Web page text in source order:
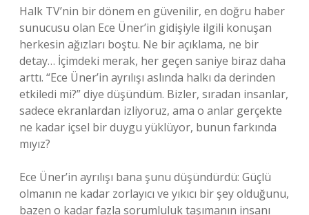
Halk TV’nin bir dönem en güvenilir, en doğru haber
sunucusu olan Ece Üner’in gidişiyle ilgili konuşan
herkesin ağızları boştu. Ne bir açıklama, ne bir
detay… İçimdeki merak, her geçen saniye biraz daha
arttı. “Ece Üner’in ayrılışı aslında halkı da derinden
etkiledi mi?” diye düşündüm. Bizler, sıradan insanlar,
sadece ekranlardan izliyoruz, ama o anlar gerçekte
ne kadar içsel bir duygu yüklüyor, bunun farkında
mıyız?
Ece Üner’in ayrılışı bana şunu düşündürdü: Güçlü
olmanın ne kadar zorlayıcı ve yıkıcı bir şey olduğunu,
bazen o kadar fazla sorumluluk taşımanın insanı